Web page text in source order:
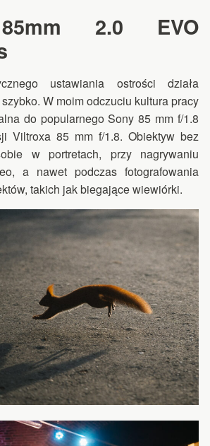
2.0 EVO
ustawiania ostrości działa
W moim odczuciu kultura pracy
do popularnego Sony 85 mm f/1.8
Viltroxa 85 mm f/1.8. Obiektyw bez
w portretach, przy nagrywaniu
a nawet podczas fotografowania
takich jak biegające wiewiórki.